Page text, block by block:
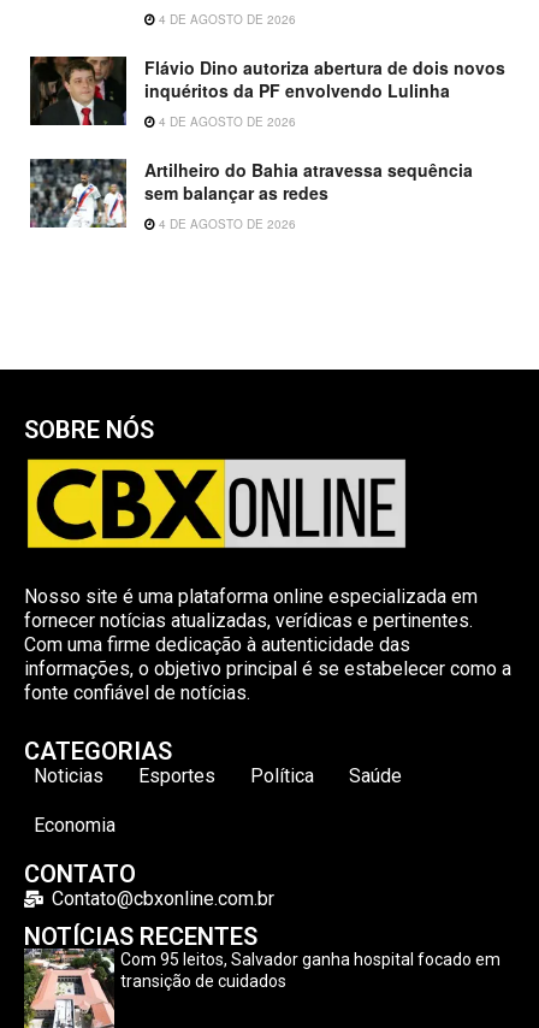
4 DE AGOSTO DE 2026
Flávio Dino autoriza abertura de dois novos
inquéritos da PF envolvendo Lulinha
4 DE AGOSTO DE 2026
Artilheiro do Bahia atravessa sequência
sem balançar as redes
4 DE AGOSTO DE 2026
SOBRE NÓS
Nosso site é uma plataforma online especializada em
fornecer notícias atualizadas, verídicas e pertinentes.
Com uma firme dedicação à autenticidade das
informações, o objetivo principal é se estabelecer como a
fonte confiável de notícias.
CATEGORIAS
Noticias Esportes Política Saúde
Economia
CONTATO
Contato@cbxonline.com.br
NOTÍCIAS RECENTES
Com 95 leitos, Salvador ganha hospital focado em
transição de cuidados